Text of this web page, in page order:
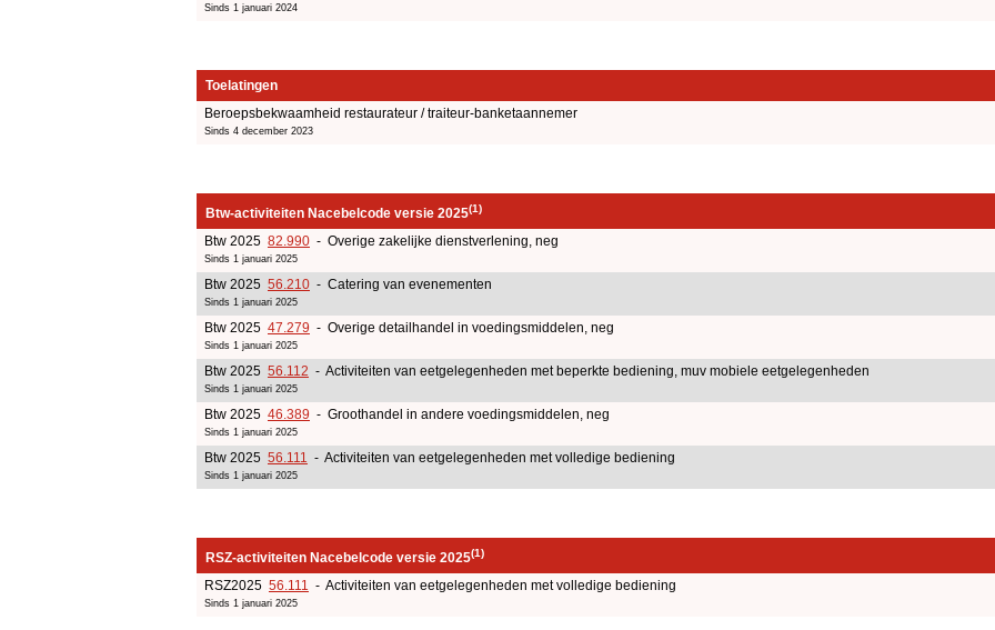
Sinds 1 januari 2024
Toelatingen
Beroepsbekwaamheid restaurateur / traiteur-banketaannemer
Sinds 4 december 2023
Btw-activiteiten Nacebelcode versie 2025(1)
Btw 2025 82.990 - Overige zakelijke dienstverlening, neg
Sinds 1 januari 2025
Btw 2025 56.210 - Catering van evenementen
Sinds 1 januari 2025
Btw 2025 47.279 - Overige detailhandel in voedingsmiddelen, neg
Sinds 1 januari 2025
Btw 2025 56.112 - Activiteiten van eetgelegenheden met beperkte bediening, muv mobiele eetgelegenheden
Sinds 1 januari 2025
Btw 2025 46.389 - Groothandel in andere voedingsmiddelen, neg
Sinds 1 januari 2025
Btw 2025 56.111 - Activiteiten van eetgelegenheden met volledige bediening
Sinds 1 januari 2025
RSZ-activiteiten Nacebelcode versie 2025(1)
RSZ2025 56.111 - Activiteiten van eetgelegenheden met volledige bediening
Sinds 1 januari 2025